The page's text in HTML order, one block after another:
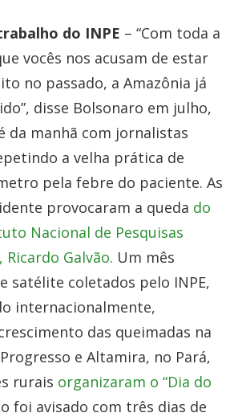
do INPE – “Com toda a
vocês nos acusam de estar
no passado, a Amazônia já
disse Bolsonaro em julho,
da manhã com jornalistas
a velha prática de
pela febre do paciente. As
provocaram a queda do
Nacional de Pesquisas
Ricardo Galvão. Um mês
satélite coletados pelo INPE,
internacionalmente,
das queimadas na
e Altamira, no Pará,
rurais organizaram o “Dia do
foi avisado com três dias de